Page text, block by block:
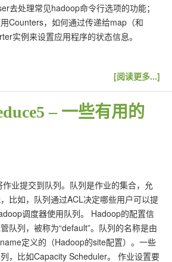
去处理常见hadoop命令行选项的功能；
Counters，如何通过传递给map（和
实例来设置应用程序的状态信息。
[阅读更多...]
– 一些有用的
业提交到队列。队列是作业的集合，允
比如，队列通过ACL决定哪些用户可以提
调度器使用队列。 Hadoop的配置信
队列，被称为“default”。队列的名称是由
定义的（Hadoop的site配置）。一些
，比如Capacity Scheduler。 作业设置要